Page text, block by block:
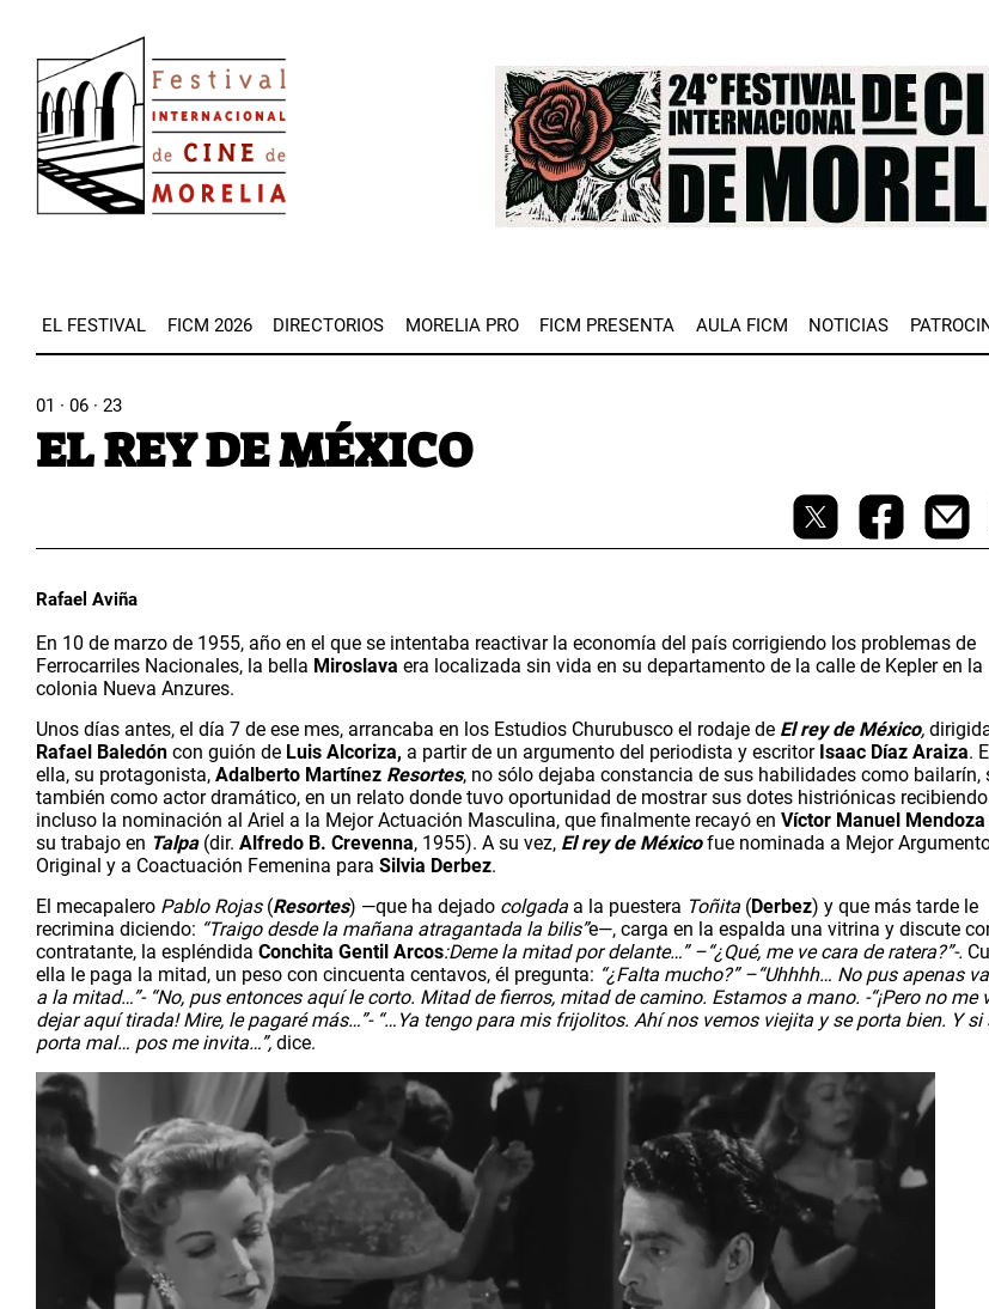
contenido
principal
Image
EL FESTIVAL FICM 2026 DIRECTORIOS MORELIA PRO FICM PRESENTA AULA FICM NOTICIAS
01 · 06 · 23
EL REY DE MÉXICO
Rafael Aviña
En 10 de marzo de 1955, año en el que se intentaba reactivar la economía del país corrigiendo los problemas de
Ferrocarriles Nacionales, la bella Miroslava era localizada sin vida en su departamento de la calle de Kepler en la
colonia Nueva Anzures.
Unos días antes, el día 7 de ese mes, arrancaba en los Estudios Churubusco el rodaje de El rey de México,
Rafael Baledón con guión de Luis Alcoriza, a partir de un argumento del periodista y escritor Isaac Díaz Araiza.
ella, su protagonista, Adalberto Martínez Resortes, no sólo dejaba constancia de sus habilidades como bailarín,
también como actor dramático, en un relato donde tuvo oportunidad de mostrar sus dotes histriónicas recibiendo
incluso la nominación al Ariel a la Mejor Actuación Masculina, que finalmente recayó en Víctor Manuel Mendoza
su trabajo en Talpa (dir. Alfredo B. Crevenna, 1955). A su vez, El rey de México fue nominada a Mejor
Original y a Coactuación Femenina para Silvia Derbez.
El mecapalero Pablo Rojas (Resortes) —que ha dejado colgada a la puestera Toñita (Derbez) y que más tarde le
recrimina diciendo: “Traigo desde la mañana atragantada la bilis”e—, carga en la espalda una vitrina y discute
contratante, la espléndida Conchita Gentil Arcos:Deme la mitad por delante…” –“¿Qué, me ve cara de ratera?”-.
ella le paga la mitad, un peso con cincuenta centavos, él pregunta: “¿Falta mucho?” –“Uhhhh… No pus apenas
a la mitad…”- “No, pus entonces aquí le corto. Mitad de fierros, mitad de camino. Estamos a mano. -“¡Pero no me
dejar aquí tirada! Mire, le pagaré más…”- “…Ya tengo para mis frijolitos. Ahí nos vemos viejita y se porta bien. Y si
porta mal… pos me invita…”, dice.